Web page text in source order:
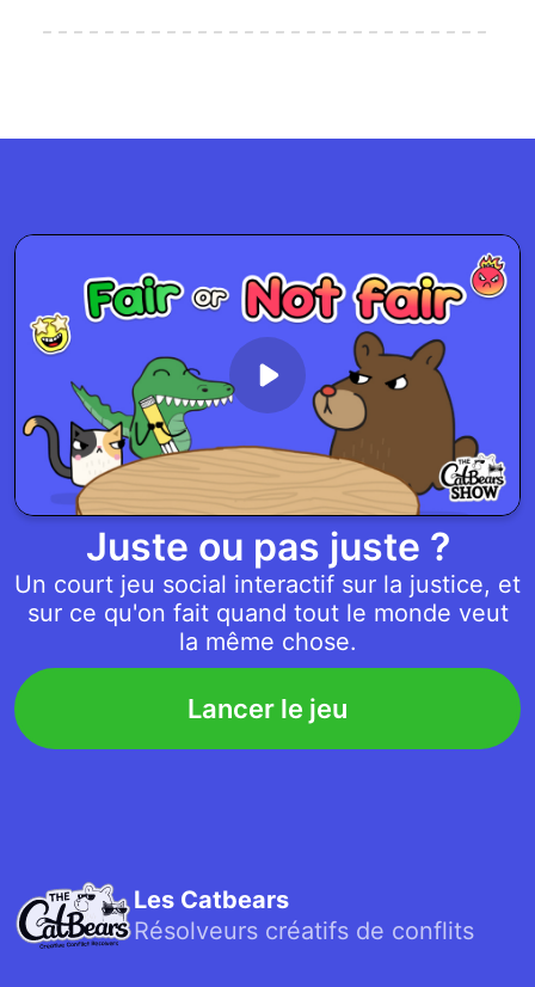
Juste ou pas juste ?
Un court jeu social interactif sur la justice, et
sur ce qu'on fait quand tout le monde veut
la même chose.
Lancer le jeu
Les Catbears
Résolveurs créatifs de conflits